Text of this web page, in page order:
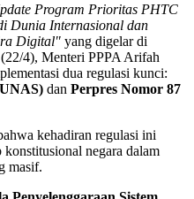
Program Prioritas PHTC
Dunia Internasional dan
Digital" yang digelar di
4), Menteri PPPA Arifah
dua regulasi kunci:
dan Perpres Nomor 87
kehadiran regulasi ini
negara dalam
masif.